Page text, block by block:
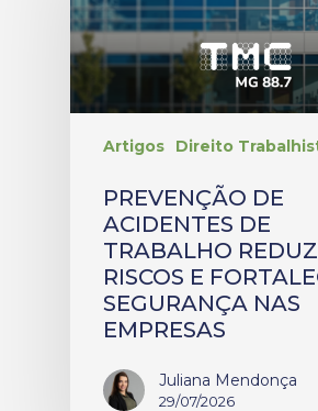
Artigos Direito
PREVENÇÃO DE
ACIDENTES DE
TRABALHO REDUZ
RISCOS E
SEGURANÇA NAS
EMPRESAS
Juliana Mendonça
29/07/2026